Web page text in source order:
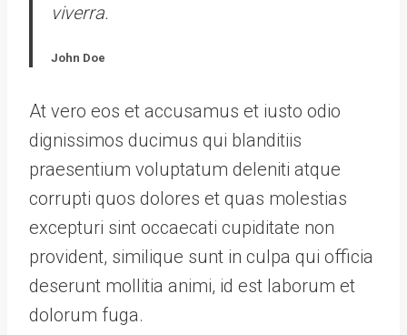
viverra.
John Doe
At vero eos et accusamus et iusto odio
dignissimos ducimus qui blanditiis
praesentium voluptatum deleniti atque
corrupti quos dolores et quas molestias
excepturi sint occaecati cupiditate non
provident, similique sunt in culpa qui officia
deserunt mollitia animi, id est laborum et
dolorum fuga.